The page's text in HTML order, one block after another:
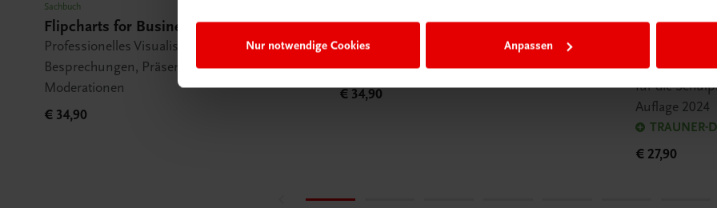
Nur notwendige Cookies Anpassen
Sachbuch
Flipcharts for Business
Professionelles Visualisieren für
Besprechungen, Präsentationen und
Moderationen
€ 34,90
Punkt.genau präsentieren
Komplexe Inhalte erfolgreich und
punkt.genau präsentieren
€ 34,90
für die
Auflage 2024
TRAUNER-
€ 27,90